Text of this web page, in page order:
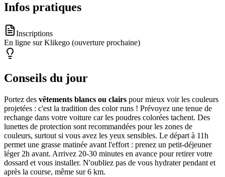
Infos pratiques
Inscriptions
En ligne sur Klikego (ouverture prochaine)
Conseils du jour
Portez des vêtements blancs ou clairs pour mieux voir les couleurs
projetées : c'est la tradition des color runs ! Prévoyez une tenue de
rechange dans votre voiture car les poudres colorées tachent. Des
lunettes de protection sont recommandées pour les zones de
couleurs, surtout si vous avez les yeux sensibles. Le départ à 11h
permet une grasse matinée avant l'effort : prenez un petit-déjeuner
léger 2h avant. Arrivez 20-30 minutes en avance pour retirer votre
dossard et vous installer. N'oubliez pas de vous hydrater pendant et
après la course, même sur 6 km.